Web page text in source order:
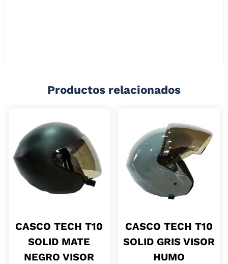
Productos relacionados
CASCO TECH T10
SOLID MATE
NEGRO VISOR
CASCO TECH T10
SOLID GRIS VISOR
HUMO